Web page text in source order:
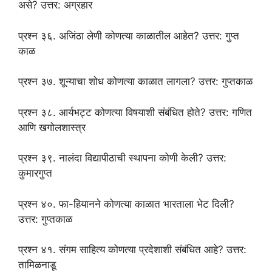
असे? उत्तर: अग्रहार
प्रश्न ३६. अजिंठा लेणी कोणत्या काळातील आहेत? उत्तर: गुप्त
काळ
प्रश्न ३७. शून्याचा शोध कोणत्या काळात लागला? उत्तर: गुप्तकाळ
प्रश्न ३८. आर्यभट्ट कोणत्या विषयाशी संबंधित होते? उत्तर: गणित
आणि खगोलशास्त्र
प्रश्न ३९. नालंदा विद्यापीठाची स्थापना कोणी केली? उत्तर:
कुमारगुप्त
प्रश्न ४०. फा-हियानने कोणत्या काळात भारताला भेट दिली?
उत्तर: गुप्तकाळ
प्रश्न ४१. संगम साहित्य कोणत्या प्रदेशाशी संबंधित आहे? उत्तर:
तामिळनाडू